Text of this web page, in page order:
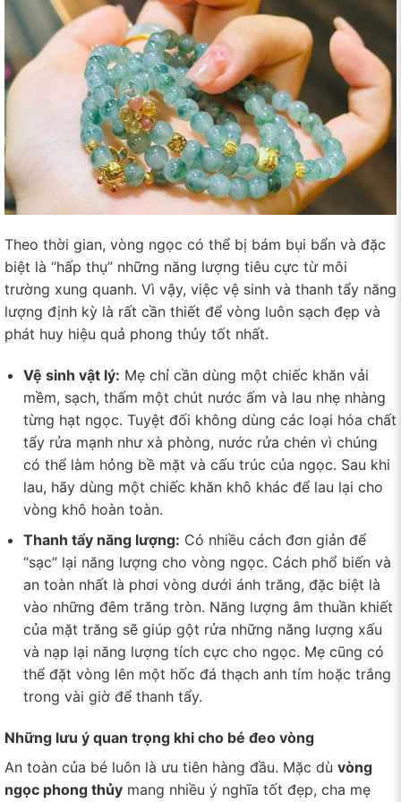
Theo thời gian, vòng ngọc có thể bị bám bụi bẩn và đặc
biệt là “hấp thụ” những năng lượng tiêu cực từ môi
trường xung quanh. Vì vậy, việc vệ sinh và thanh tẩy năng
lượng định kỳ là rất cần thiết để vòng luôn sạch đẹp và
phát huy hiệu quả phong thủy tốt nhất.
Vệ sinh vật lý: Mẹ chỉ cần dùng một chiếc khăn vải
mềm, sạch, thấm một chút nước ấm và lau nhẹ nhàng
từng hạt ngọc. Tuyệt đối không dùng các loại hóa chất
tẩy rửa mạnh như xà phòng, nước rửa chén vì chúng
có thể làm hỏng bề mặt và cấu trúc của ngọc. Sau khi
lau, hãy dùng một chiếc khăn khô khác để lau lại cho
vòng khô hoàn toàn.
Thanh tẩy năng lượng: Có nhiều cách đơn giản để
“sạc” lại năng lượng cho vòng ngọc. Cách phổ biến và
an toàn nhất là phơi vòng dưới ánh trăng, đặc biệt là
vào những đêm trăng tròn. Năng lượng âm thuần khiết
của mặt trăng sẽ giúp gột rửa những năng lượng xấu
và nạp lại năng lượng tích cực cho ngọc. Mẹ cũng có
thể đặt vòng lên một hốc đá thạch anh tím hoặc trắng
trong vài giờ để thanh tẩy.
Những lưu ý quan trọng khi cho bé đeo vòng
An toàn của bé luôn là ưu tiên hàng đầu. Mặc dù vòng
ngọc phong thủy mang nhiều ý nghĩa tốt đẹp, cha mẹ